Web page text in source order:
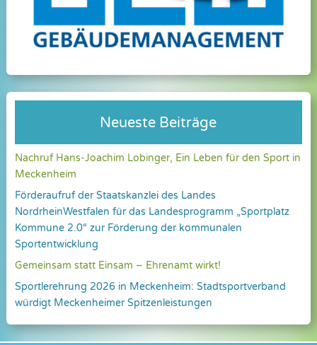
Neueste Beiträge
Nachruf Hans-Joachim Lobinger, Ein Leben für den Sport in
Meckenheim
Förderaufruf der Staatskanzlei des Landes
NordrheinWestfalen für das Landesprogramm „Sportplatz
Kommune 2.0“ zur Förderung der kommunalen
Sportentwicklung
Gemeinsam statt Einsam – Ehrenamt wirkt!
Sportlerehrung 2026 in Meckenheim: Stadtsportverband
würdigt Meckenheimer Spitzenleistungen